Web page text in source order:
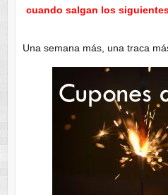
cuando salgan los
Una semana más, una traca